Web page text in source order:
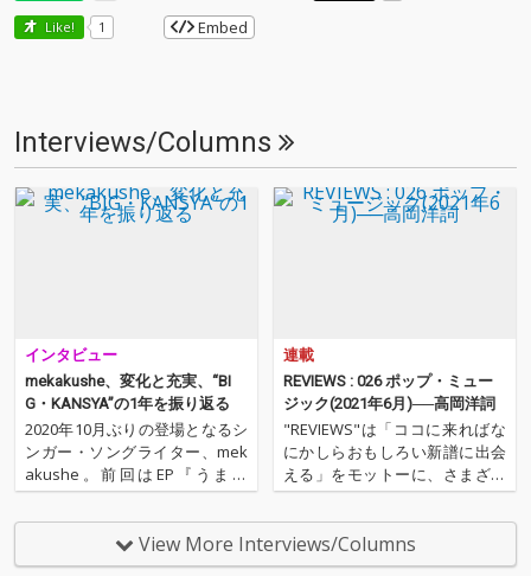
Like! 1 Embed
Interviews/Columns
インタビュー
mekakushe、変化と充実、“BI
G・KANSYA”の1年を振り返る
2020年10月ぶりの登場となるシ
ンガー・ソングライター、mek
akushe。前回はEP『うまれ
る』のリリース・タイミングで
彼女のアレンジャーとしてタッ
グを組む野澤翔太との対談をお
届けしました。あれから1年
連載
REVIEWS : 026 ポップ・ミュー
ジック(2021年6月)──高岡洋詞
"REVIEWS"は「ココに来ればな
にかしらおもしろい新譜に出会
える」をモットーに、さまざま
な書き手が新譜（たいたい3ヶ
月ぐらいあのターム）を中心に
9枚（＋α）の作品を厳選し、紹
介するコーナーです（ときに旧
View More Interviews/Columns